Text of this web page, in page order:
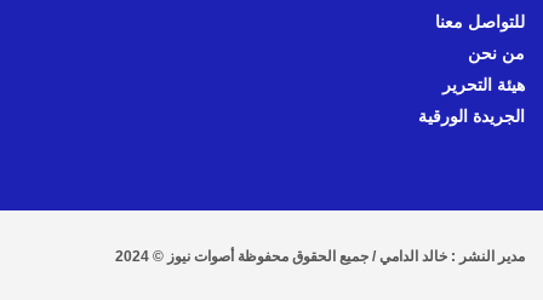
للتواصل معنا
من نحن
هيئة التحرير
الجريدة الورقية
مدير النشر : خالد الدامي / جميع الحقوق محفوظة أصوات نيوز © 2024